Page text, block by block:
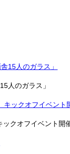
人のガラス」
ックオフイベント開